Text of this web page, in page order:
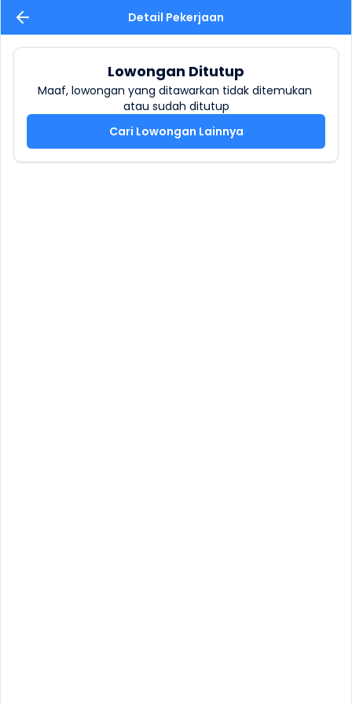
Detail Pekerjaan
Lowongan Ditutup
Maaf, lowongan yang ditawarkan tidak ditemukan
atau sudah ditutup
Cari Lowongan Lainnya